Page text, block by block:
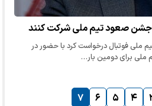
صعود تیم ملی شرکت کنند
ملی فوتبال درخواست کرد با حضور در
ملی برای دومین بار…
۴ ۵ ۶ ۷